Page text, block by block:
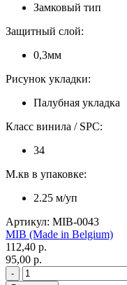
Замковый тип
Защитный слой:
0,3мм
Рисунок укладки:
Палубная укладка
Класс винила / SPC:
34
М.кв в упаковке:
2.25 м/уп
Артикул: MIB-0043
MIB (Made in Belgium)
112,40 p.
95,00 p.